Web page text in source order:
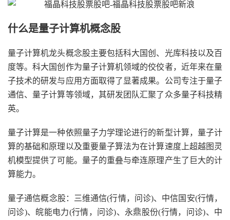
什么是量子计算机概念股
量子计算机龙头概念股主要包括科大国创、光库科技以及百
度等。科大国创作为量子计算机领域的佼佼者，近年来在量
子技术的研发与应用方面取得了显著成果。公司专注于量子
通信、量子计算等领域，其研发团队汇聚了众多量子科技精
英。
量子计算是一种依照量子力学理论进行的新型计算，量子计
算的基础和原理以及重要量子算法为在计算速度上超越图灵
机模型提供了可能。量子的重叠与牵连原理产生了巨大的计
算能力。
量子通信概念股：三维通信(行情，问诊)、中信国安(行情，
问诊)、皖能电力(行情，问诊)、永鼎股份(行情，问诊)、中